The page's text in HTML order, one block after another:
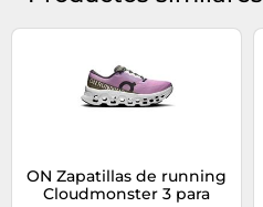
ON Zapatillas de running
Cloudmonster 3 para